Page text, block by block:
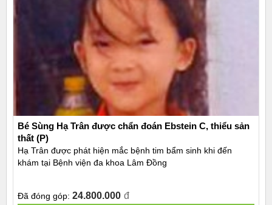
Bé Sùng Hạ Trân được chẩn đoán Ebstein C, thiểu sản
thất (P)
Hạ Trân được phát hiện mắc bệnh tim bẩm sinh khi đến
khám tại Bệnh viện đa khoa Lâm Đồng
Đã đóng góp: 24.800.000 đ